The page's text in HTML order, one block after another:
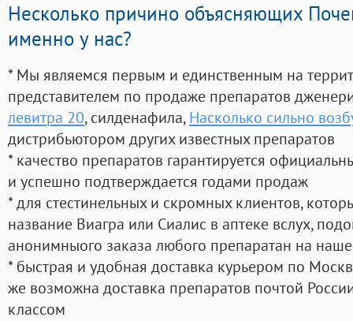
Несколько причино объясняющих
именно у нас?
* Мы являемся первым и единственным на
представителем по продаже препаратов
левитра 20, силденафила, Насколько сильно
дистрибьютором других известных препаратов
* качество препаратов гарантируется
и успешно подтверждается годами продаж
* для стестинельных и скромных клиентов,
название Виагра или Сиалис в аптеке вслух,
анонимныого заказа любого препаратан на
* быстрая и удобная доставка курьером по
же возможна доставка препаратов почтой
классом